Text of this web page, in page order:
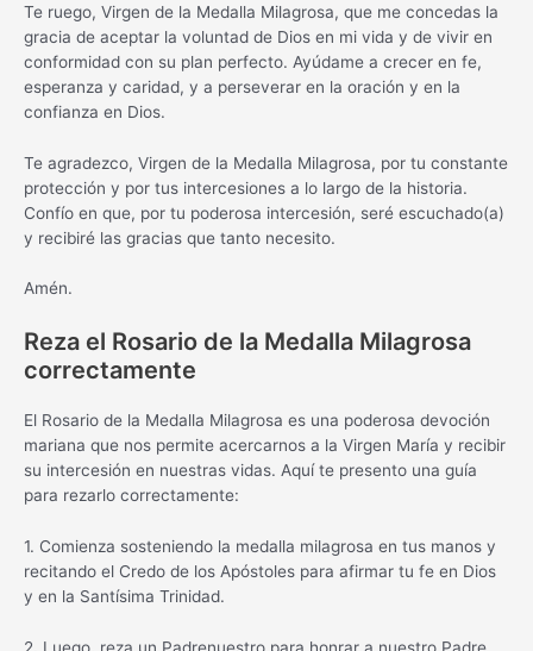
Te ruego, Virgen de la Medalla Milagrosa, que me concedas la
gracia de aceptar la voluntad de Dios en mi vida y de vivir en
conformidad con su plan perfecto. Ayúdame a crecer en fe,
esperanza y caridad, y a perseverar en la oración y en la
confianza en Dios.
Te agradezco, Virgen de la Medalla Milagrosa, por tu constante
protección y por tus intercesiones a lo largo de la historia.
Confío en que, por tu poderosa intercesión, seré escuchado(a)
y recibiré las gracias que tanto necesito.
Amén.
Reza el Rosario de la Medalla Milagrosa
correctamente
El Rosario de la Medalla Milagrosa es una poderosa devoción
mariana que nos permite acercarnos a la Virgen María y recibir
su intercesión en nuestras vidas. Aquí te presento una guía
para rezarlo correctamente:
1. Comienza sosteniendo la medalla milagrosa en tus manos y
recitando el Credo de los Apóstoles para afirmar tu fe en Dios
y en la Santísima Trinidad.